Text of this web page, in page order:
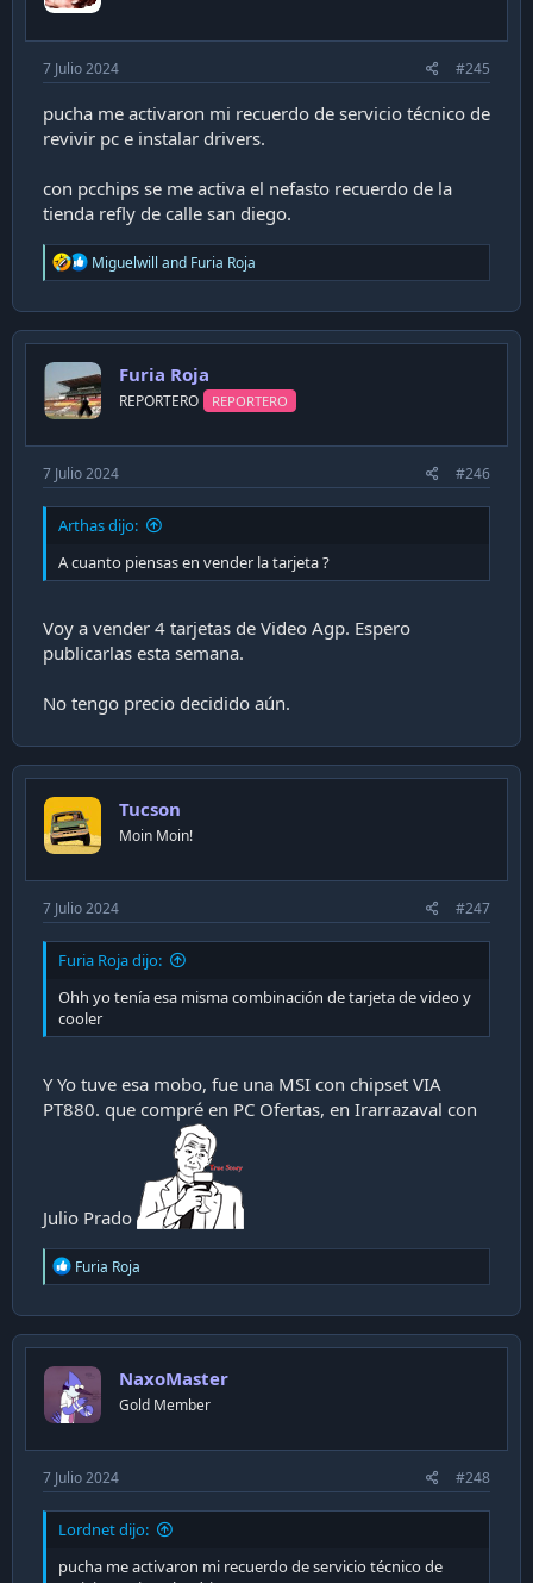
Donde lo compraste en esa época? yo tuve (y aún
pude conseguirlo nunca y ahora es inalcanzable
7 Julio 2024 #245
pucha me activaron mi recuerdo de servicio técnico de
revivir pc e instalar drivers.
con pcchips se me activa el nefasto recuerdo de la
tienda refly de calle san diego.
R
e
c
t
o
n
s
Miguelwill and Furia Roja
Furia Roja
REPORTERO REPORTERO
7 Julio 2024 #246
Arthas dijo:
A cuanto piensas en vender la tarjeta ?
Voy a vender 4 tarjetas de Video Agp. Espero
publicarlas esta semana.
No tengo precio decidido aún.
Tucson
Moin Moin!
7 Julio 2024 #247
Furia Roja dijo:
Ohh yo tenía esa misma combinación de tarjeta de video y
cooler
Y Yo tuve esa mobo, fue una MSI con chipset VIA
PT880. que compré en PC Ofertas, en Irarrazaval con
Julio Prado
R
e
c
t
o
n
s
Furia Roja
NaxoMaster
Gold Member
7 Julio 2024 #248
Lordnet dijo:
pucha me activaron mi recuerdo de servicio técnico de